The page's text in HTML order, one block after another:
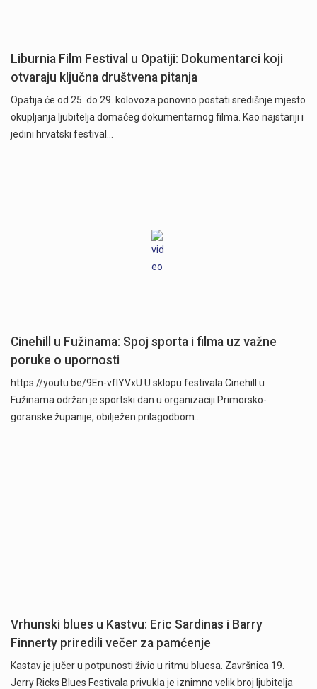
Liburnia Film Festival u Opatiji: Dokumentarci koji
otvaraju ključna društvena pitanja
Opatija će od 25. do 29. kolovoza ponovno postati središnje mjesto
okupljanja ljubitelja domaćeg dokumentarnog filma. Kao najstariji i
jedini hrvatski festival…
Cinehill u Fužinama: Spoj sporta i filma uz važne
poruke o upornosti
https://youtu.be/9En-vfIYVxU U sklopu festivala Cinehill u
Fužinama održan je sportski dan u organizaciji Primorsko-
goranske županije, obilježen prilagodbom…
Vrhunski blues u Kastvu: Eric Sardinas i Barry
Finnerty priredili večer za pamćenje
Kastav je jučer u potpunosti živio u ritmu bluesa. Završnica 19.
Jerry Ricks Blues Festivala privukla je iznimno velik broj ljubitelja